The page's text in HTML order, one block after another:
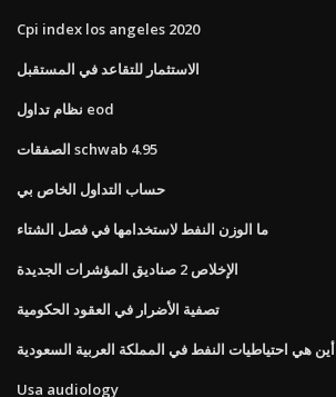
Cpi index los angeles 2020
الاستثمار للتقاعد في المستقبل
نظام تداول eod
الصفقات schwab 4.95
حساب التداول الخاص بي
ما الوزن النفط لاستخدامها في فصل الشتاء
الإخلاص 2 صناديق المؤشرات الجديدة
تصفية الأضرار في العقود الحكومية
أين هي احتياطيات النفط في المملكة العربية السعودية
Usa audiology